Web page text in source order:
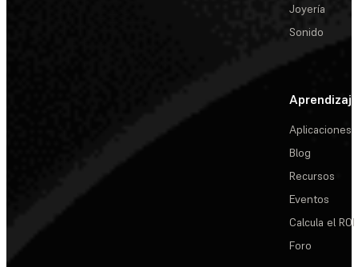
Joyería
Sonido
Aprendizaje
Aplicaciones
Blog
Recursos
Eventos
Calcula el ROI
Foro